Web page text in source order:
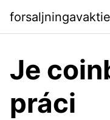
Je
práci